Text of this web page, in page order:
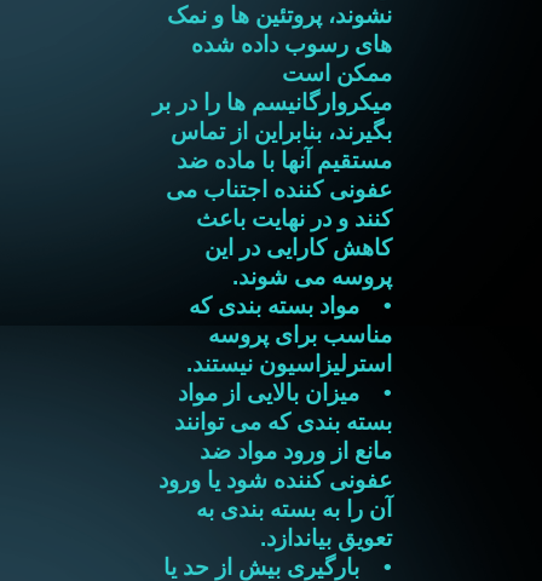
نشوند، پروتئین ها و نمک
های رسوب داده شده
ممکن است
میکروارگانیسم ها را در بر
بگیرند، بنابراین از تماس
مستقیم آنها با ماده ضد
عفونی کننده اجتناب می
کنند و در نهایت باعث
کاهش کارایی در این
پروسه می شوند.
• مواد بسته بندی که
مناسب برای پروسه
استرلیزاسیون نیستند.
• میزان بالایی از مواد
بسته بندی که می توانند
مانع از ورود مواد ضد
عفونی کننده شود یا ورود
آن را به بسته بندی به
تعویق بیاندازد.
• بارگیری بیش از حد یا